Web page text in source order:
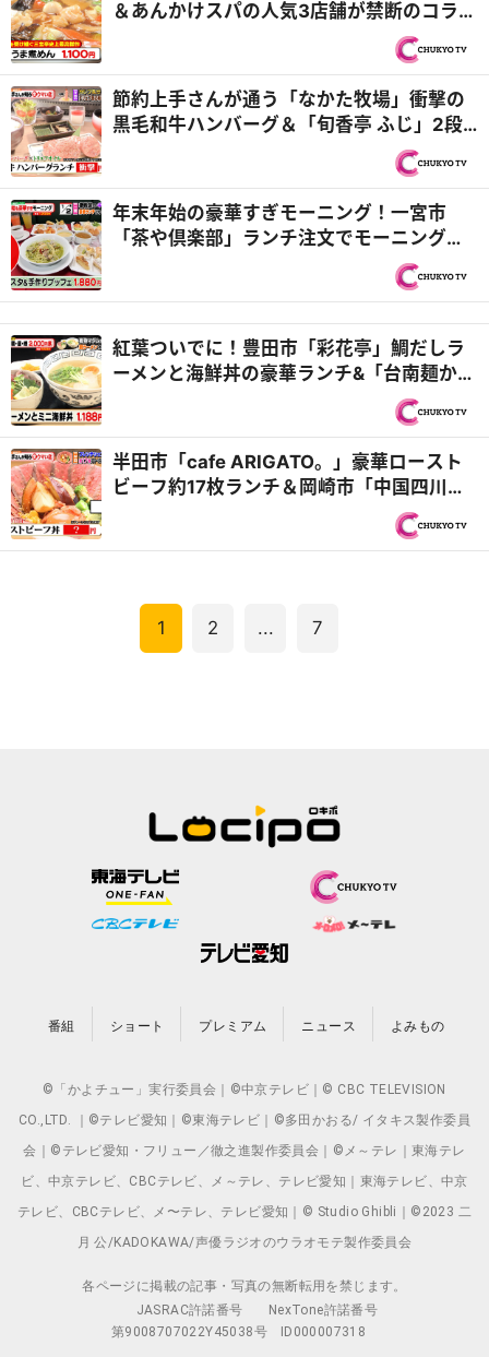
＆あんかけスパの人気3店舗が禁断のコラ
節約上手さんが通う「なかた牧場」衝撃の
黒毛和牛ハンバーグ＆「旬香亭 ふじ」2段
重ね海鮮丼『PS純金（ゴールド）』
年末年始の豪華すぎモーニング！一宮市
「茶や倶楽部」ランチ注文でモーニングが
紅葉ついでに！豊田市「彩花亭」鯛だしラ
ーメンと海鮮丼の豪華ランチ&「台南麺かち
かち山」本格マーボー麺『PS純金（ゴール
半田市「cafe ARIGATO。」豪華ロースト
ビーフ約17枚ランチ＆岡崎市「中国四川料
理 城北飯店」陳建民直伝の麻婆豆腐『PS純
1 2 ... 7
番組 ショート プレミアム ニュース よみもの
©「かよチュー」実行委員会｜©中京テレビ｜© CBC TELEVISION
CO.,LTD. ｜©テレビ愛知｜©東海テレビ｜©多田かおる/ イタキス製作委員
会｜©テレビ愛知・フリュー／徹之進製作委員会｜©メ～テレ｜東海テレ
ビ、中京テレビ、CBCテレビ、メ～テレ、テレビ愛知｜東海テレビ、中京
テレビ、CBCテレビ、メ〜テレ、テレビ愛知｜© Studio Ghibli｜©2023 二
月 公/KADOKAWA/声優ラジオのウラオモテ製作委員会
各ページに掲載の記事・写真の無断転用を禁じます。
JASRAC許諾番号
NexTone許諾番号
第9008707022Y45038号
ID000007318